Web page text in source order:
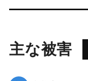
主な被害